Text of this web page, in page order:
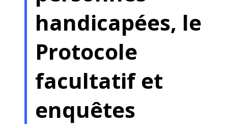
handicapées, le
Protocole
facultatif et
enquêtes